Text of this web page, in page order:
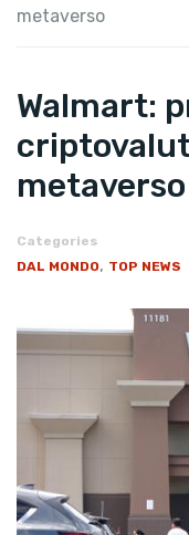
metaverso
Walmart:
metaverso
Categories
DAL MONDO, TOP NEWS